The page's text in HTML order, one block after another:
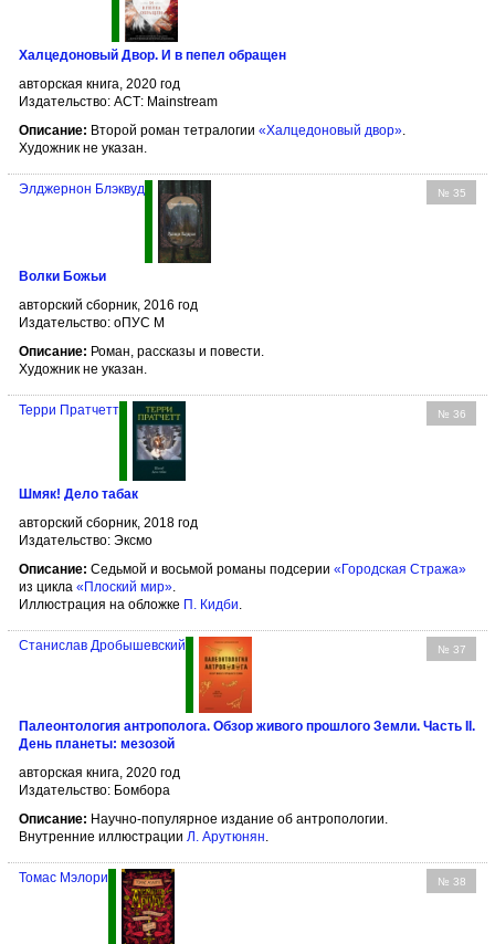
Халцедоновый Двор. И в пепел обращен
авторская книга, 2020 год
Издательство: АСТ: Mainstream
Описание: Второй роман тетралогии «Халцедоновый двор».
Художник не указан.
№ 35
Элджернон Блэквуд
Волки Божьи
авторский сборник, 2016 год
Издательство: оПУС М
Описание: Роман, рассказы и повести.
Художник не указан.
№ 36
Терри Пратчетт
Шмяк! Дело табак
авторский сборник, 2018 год
Издательство: Эксмо
Описание: Седьмой и восьмой романы подсерии «Городская Стража»
из цикла «Плоский мир».
Иллюстрация на обложке П. Кидби.
№ 37
Станислав Дробышевский
Палеонтология антрополога. Обзор живого прошлого Земли. Часть II.
День планеты: мезозой
авторская книга, 2020 год
Издательство: Бомбора
Описание: Научно-популярное издание об антропологии.
Внутренние иллюстрации Л. Арутюнян
№ 38
Томас Мэлори